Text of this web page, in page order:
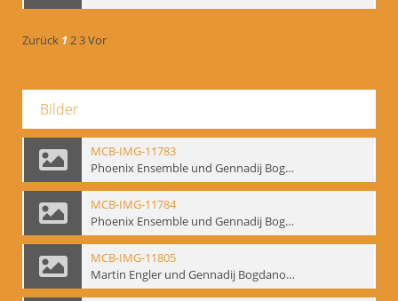
Zurück 123Vor
Bilder
MCB-IMG-11783
Phoenix Ensemble und Gennadij Bogdanow; BM-img-105-9
MCB-IMG-11784
Phoenix Ensemble und Gennadij Bogdanow; BM-img-105-10
MCB-IMG-11805
Martin Engler und Gennadij Bogdanow; BM-img-113